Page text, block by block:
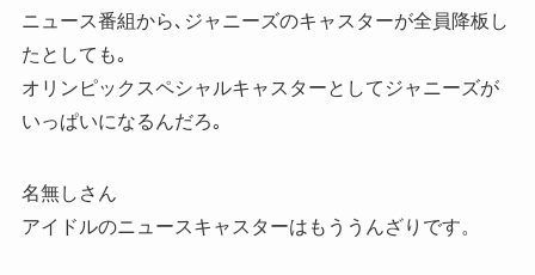
ニュース番組から､ジャニーズのキャスターが全員降板し
たとしても｡
オリンピックスペシャルキャスターとしてジャニーズが
いっぱいになるんだろ｡
名無しさん
アイドルのニュースキャスターはもううんざりです。